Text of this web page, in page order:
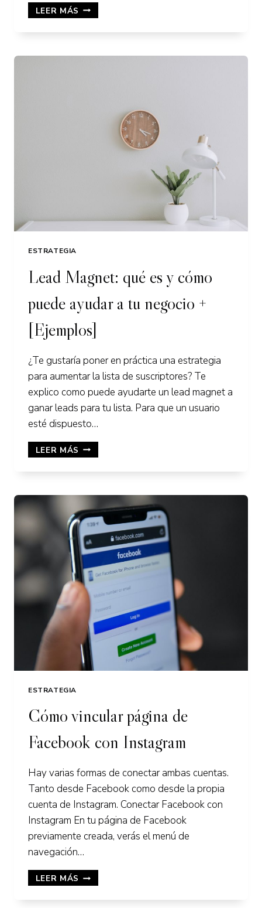
LEER MÁS SISTEMA
DE
CITAS
CLIENTES
ESTRATEGIA
Lead Magnet: qué es y cómo
puede ayudar a tu negocio +
[Ejemplos]
¿Te gustaría poner en práctica una estrategia
para aumentar la lista de suscriptores? Te
explico como puede ayudarte un lead magnet a
ganar leads para tu lista. Para que un usuario
esté dispuesto…
LEER MÁS LEAD
MAGNET:
Y
CÓMO
PUEDE
AYUDAR
A
TU
NEGOCIO
+
[EJEMPLOS]
ESTRATEGIA
Cómo vincular página de
Facebook con Instagram
Hay varias formas de conectar ambas cuentas.
Tanto desde Facebook como desde la propia
cuenta de Instagram. Conectar Facebook con
Instagram En tu página de Facebook
previamente creada, verás el menú de
navegación…
LEER MÁS CÓMO
VINCULAR